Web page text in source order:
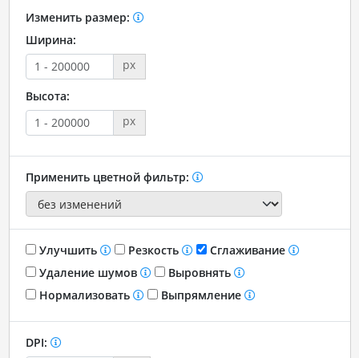
Изменить размер:
Ширина:
px
Высота:
px
Применить цветной фильтр:
Улучшить Резкость
Сглаживание
Удаление шумов
Выровнять
Нормализовать
Выпрямление
DPI: